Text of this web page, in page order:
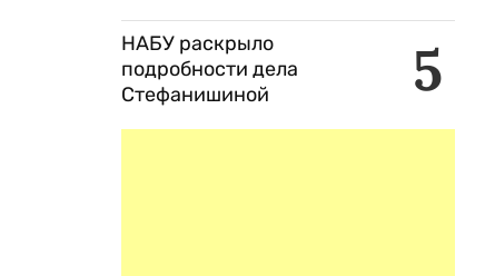
5
НАБУ раскрыло
подробности дела
Стефанишиной